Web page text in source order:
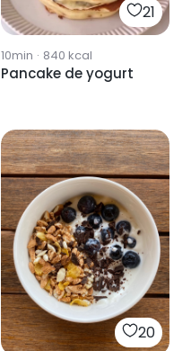
21
10min · 840 kcal
Pancake de yogurt
20